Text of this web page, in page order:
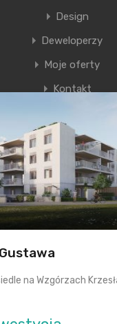
na Wzgórzach
Design
Deweloperzy
Moje oferty
Kontakt
Ostatnie wpisy
era Filharmonii
nowego etapu
Przedmieście
mapie
„pod klucz” dla